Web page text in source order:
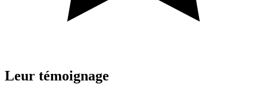
Leur témoignage